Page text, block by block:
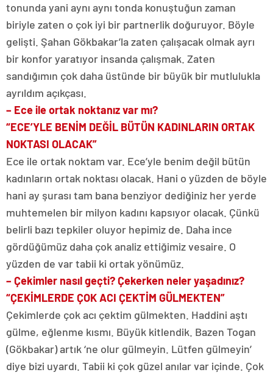
tonunda yani aynı aynı tonda konuştuğun zaman
biriyle zaten o çok iyi bir partnerlik doğuruyor. Böyle
gelişti. Şahan Gökbakar’la zaten çalışacak olmak ayrı
bir konfor yaratıyor insanda çalışmak. Zaten
sandığımın çok daha üstünde bir büyük bir mutlulukla
ayrıldım açıkçası.
– Ece ile ortak noktanız var mı?
“ECE’YLE BENİM DEĞİL BÜTÜN KADINLARIN ORTAK
NOKTASI OLACAK”
Ece ile ortak noktam var. Ece’yle benim değil bütün
kadınların ortak noktası olacak. Hani o yüzden de böyle
hani ay şurası tam bana benziyor dediğiniz her yerde
muhtemelen bir milyon kadını kapsıyor olacak. Çünkü
belirli bazı tepkiler oluyor hepimiz de. Daha ince
gördüğümüz daha çok analiz ettiğimiz vesaire. O
yüzden de var tabii ki ortak yönümüz.
– Çekimler nasıl geçti? Çekerken neler yaşadınız?
“ÇEKİMLERDE ÇOK ACI ÇEKTİM GÜLMEKTEN”
Çekimlerde çok acı çektim gülmekten. Haddini aştı
gülme, eğlenme kısmı. Büyük kitlendik. Bazen Togan
(Gökbakar) artık ‘ne olur gülmeyin. Lütfen gülmeyin’
diye bizi uyardı. Tabii ki çok güzel anılar var içinde. Çok